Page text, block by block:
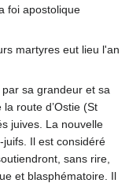
foi apostolique
martyres eut lieu l'an
sa grandeur et sa
route d’Ostie (St
juives. La nouvelle
Il est considéré
sans rire,
et blasphématoire. Il